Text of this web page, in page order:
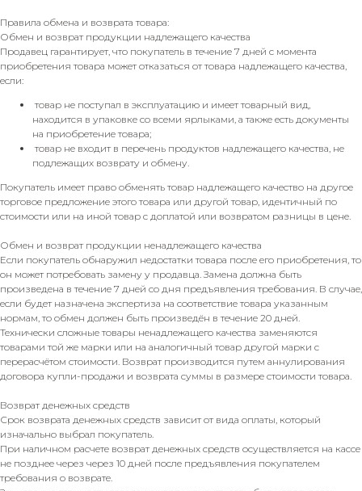
Правила обмена и возврата товара:
Обмен и возврат продукции надлежащего качества
Продавец гарантирует, что покупатель в течение 7 дней с момента
приобретения товара может отказаться от товара надлежащего качества,
если:
товар не поступал в эксплуатацию и имеет товарный вид,
находится в упаковке со всеми ярлыками, а также есть документы
на приобретение товара;
товар не входит в перечень продуктов надлежащего качества, не
подлежащих возврату и обмену.
Покупатель имеет право обменять товар надлежащего качество на другое
торговое предложение этого товара или другой товар, идентичный по
стоимости или на иной товар с доплатой или возвратом разницы в цене.
Обмен и возврат продукции ненадлежащего качества
Если покупатель обнаружил недостатки товара после его приобретения, то
он может потребовать замену у продавца. Замена должна быть
произведена в течение 7 дней со дня предъявления требования. В случае,
если будет назначена экспертиза на соответствие товара указанным
нормам, то обмен должен быть произведён в течение 20 дней.
Технически сложные товары ненадлежащего качества заменяются
товарами той же марки или на аналогичный товар другой марки с
перерасчётом стоимости. Возврат производится путем аннулирования
договора купли-продажи и возврата суммы в размере стоимости товара.
Возврат денежных средств
Срок возврата денежных средств зависит от вида оплаты, который
изначально выбрал покупатель.
При наличном расчете возврат денежных средств осуществляется на кассе
не позднее через через 10 дней после предъявления покупателем
требования о возврате.